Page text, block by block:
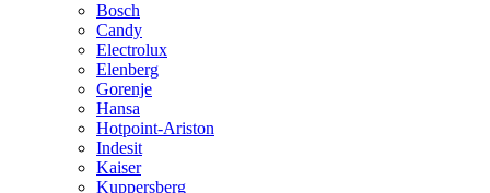
Bosch
Candy
Electrolux
Elenberg
Gorenje
Hansa
Hotpoint-Ariston
Indesit
Kaiser
Kuppersberg